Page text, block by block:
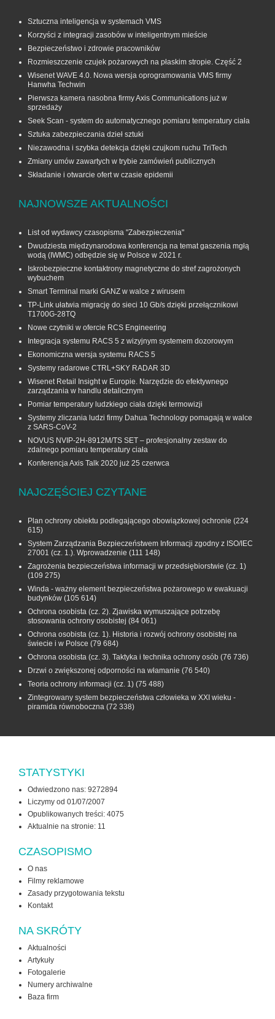
Sztuczna inteligencja w systemach VMS
Korzyści z integracji zasobów w inteligentnym mieście
Bezpieczeństwo i zdrowie pracowników
Rozmieszczenie czujek pożarowych na płaskim stropie. Część 2
Wisenet WAVE 4.0. Nowa wersja oprogramowania VMS firmy
Hanwha Techwin
Pierwsza kamera nasobna firmy Axis Communications już w
sprzedaży
Seek Scan - system do automatycznego pomiaru temperatury ciała
Sztuka zabezpieczania dzieł sztuki
Niezawodna i szybka detekcja dzięki czujkom ruchu TriTech
Zmiany umów zawartych w trybie zamówień publicznych
Składanie i otwarcie ofert w czasie epidemii
NAJNOWSZE AKTUALNOŚCI
List od wydawcy czasopisma "Zabezpieczenia"
Dwudziesta międzynarodowa konferencja na temat gaszenia mgłą
wodą (IWMC) odbędzie się w Polsce w 2021 r.
Iskrobezpieczne kontaktrony magnetyczne do stref zagrożonych
wybuchem
Smart Terminal marki GANZ w walce z wirusem
TP-Link ułatwia migrację do sieci 10 Gb/s dzięki przełącznikowi
T1700G‑28TQ
Nowe czytniki w ofercie RCS Engineering
Integracja systemu RACS 5 z wizyjnym systemem dozorowym
Ekonomiczna wersja systemu RACS 5
Systemy radarowe CTRL+SKY RADAR 3D
Wisenet Retail Insight w Europie. Narzędzie do efektywnego
zarządzania w handlu detalicznym
Pomiar temperatury ludzkiego ciała dzięki termowizji
Systemy zliczania ludzi firmy Dahua Technology pomagają w walce
z SARS-CoV-2
NOVUS NVIP-2H-8912M/TS SET – profesjonalny zestaw do
zdalnego pomiaru temperatury ciała
Konferencja Axis Talk 2020 już 25 czerwca
NAJCZĘŚCIEJ CZYTANE
Plan ochrony obiektu podlegającego obowiązkowej ochronie (224
615)
System Zarządzania Bezpieczeństwem Informacji zgodny z ISO/IEC
27001 (cz. 1.). Wprowadzenie (111 148)
Zagrożenia bezpieczeństwa informacji w przedsiębiorstwie (cz. 1)
(109 275)
Winda - ważny element bezpieczeństwa pożarowego w ewakuacji
budynków (105 614)
Ochrona osobista (cz. 2). Zjawiska wymuszające potrzebę
stosowania ochrony osobistej (84 061)
Ochrona osobista (cz. 1). Historia i rozwój ochrony osobistej na
świecie i w Polsce (79 684)
Ochrona osobista (cz. 3). Taktyka i technika ochrony osób (76 736)
Drzwi o zwiększonej odporności na włamanie (76 540)
Teoria ochrony informacji (cz. 1) (75 488)
Zintegrowany system bezpieczeństwa człowieka w XXI wieku -
piramida równoboczna (72 338)
STATYSTYKI
Odwiedzono nas: 9272894
Liczymy od 01/07/2007
Opublikowanych treści: 4075
Aktualnie na stronie: 11
CZASOPISMO
O nas
Filmy reklamowe
Zasady przygotowania tekstu
Kontakt
NA SKRÓTY
Aktualności
Artykuły
Fotogalerie
Numery archiwalne
Baza firm